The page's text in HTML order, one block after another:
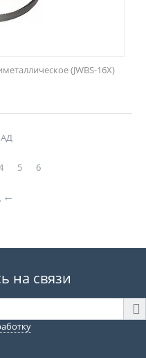
(JWBS-16X)
5 6
на связи